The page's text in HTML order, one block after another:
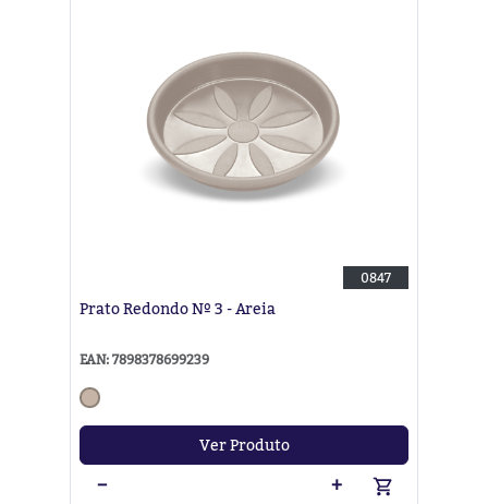
0847
Prato Redondo Nº 3 - Areia
EAN: 7898378699239
Ver Produto
− +